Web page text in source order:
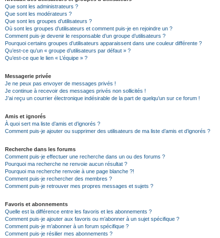
Que sont les administrateurs ?
Que sont les modérateurs ?
Que sont les groupes d’utilisateurs ?
Où sont les groupes d’utilisateurs et comment puis-je en rejoindre un ?
Comment puis-je devenir le responsable d’un groupe d’utilisateurs ?
Pourquoi certains groupes d’utilisateurs apparaissent dans une couleur différente ?
Qu’est-ce qu’un « groupe d’utilisateurs par défaut » ?
Qu’est-ce que le lien « L’équipe » ?
Messagerie privée
Je ne peux pas envoyer de messages privés !
Je continue à recevoir des messages privés non sollicités !
J’ai reçu un courrier électronique indésirable de la part de quelqu’un sur ce forum !
Amis et ignorés
À quoi sert ma liste d’amis et d’ignorés ?
Comment puis-je ajouter ou supprimer des utilisateurs de ma liste d’amis et d’ignorés ?
Recherche dans les forums
Comment puis-je effectuer une recherche dans un ou des forums ?
Pourquoi ma recherche ne renvoie aucun résultat ?
Pourquoi ma recherche renvoie à une page blanche ?!
Comment puis-je rechercher des membres ?
Comment puis-je retrouver mes propres messages et sujets ?
Favoris et abonnements
Quelle est la différence entre les favoris et les abonnements ?
Comment puis-je ajouter aux favoris ou m’abonner à un sujet spécifique ?
Comment puis-je m’abonner à un forum spécifique ?
Comment puis-je résilier mes abonnements ?